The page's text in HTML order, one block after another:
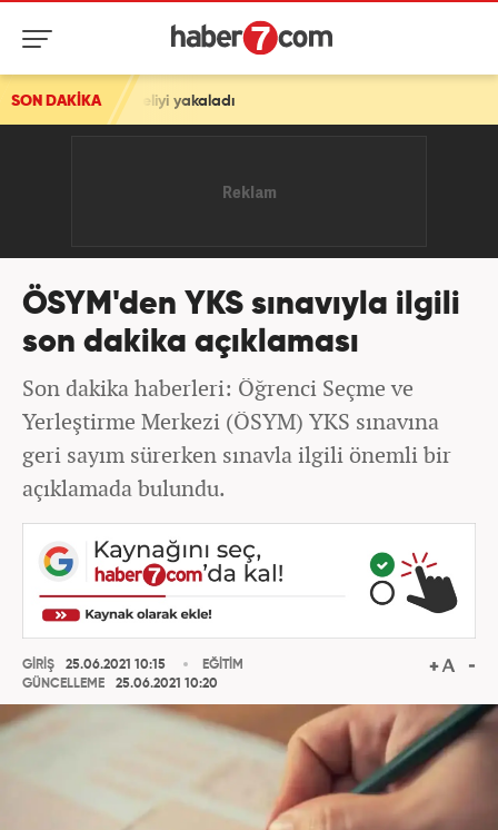
SON DAKİKA
yakaladı
ÖSYM'den YKS sınavıyla ilgili
son dakika açıklaması
Son dakika haberleri: Öğrenci Seçme ve
Yerleştirme Merkezi (ÖSYM) YKS sınavına
geri sayım sürerken sınavla ilgili önemli bir
açıklamada bulundu.
GİRİŞ
25.06.2021 10:15
GÜNCELLEME
25.06.2021 10:20
EĞİTİM